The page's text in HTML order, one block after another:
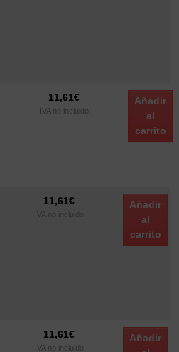
11,61€
IVA no incluido
Añadir
al
carrito
11,61€
IVA no incluido
Añadir
al
carrito
11,61€
IVA no incluido
Añadir